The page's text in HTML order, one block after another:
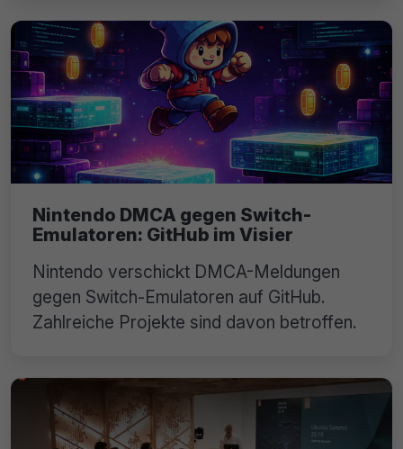
Nintendo DMCA gegen Switch-
Emulatoren: GitHub im Visier
Nintendo verschickt DMCA-Meldungen
gegen Switch-Emulatoren auf GitHub.
Zahlreiche Projekte sind davon betroffen.